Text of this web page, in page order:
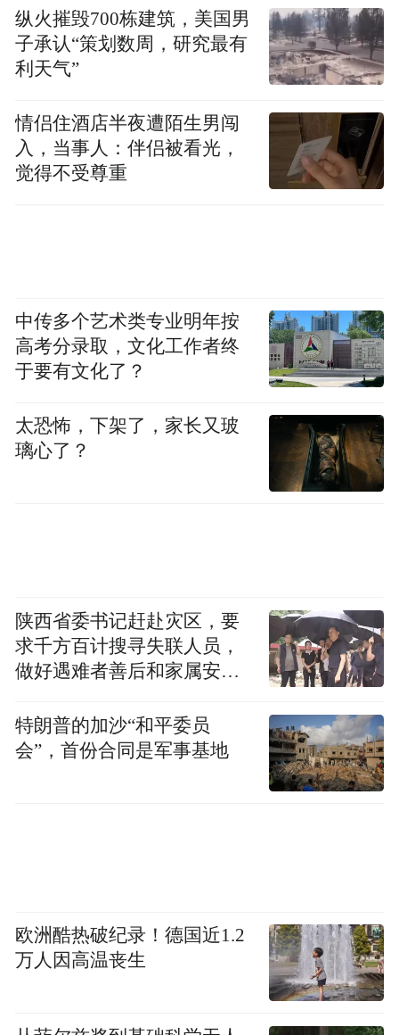
纵火摧毁700栋建筑，美国男
子承认“策划数周，研究最有
利天气”
情侣住酒店半夜遭陌生男闯
入，当事人：伴侣被看光，
觉得不受尊重
中传多个艺术类专业明年按
高考分录取，文化工作者终
于要有文化了？
太恐怖，下架了，家长又玻
璃心了？
陕西省委书记赶赴灾区，要
求千方百计搜寻失联人员，
做好遇难者善后和家属安抚
特朗普的加沙“和平委员
会”，首份合同是军事基地
欧洲酷热破纪录！德国近1.2
万人因高温丧生